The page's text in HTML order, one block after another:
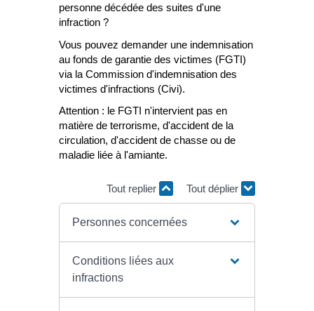
personne décédée des suites d'une
infraction ?
Vous pouvez demander une indemnisation
au fonds de garantie des victimes (FGTI)
via la Commission d'indemnisation des
victimes d'infractions (Civi).
Attention : le FGTI n'intervient pas en
matière de terrorisme, d'accident de la
circulation, d'accident de chasse ou de
maladie liée à l'amiante.
Tout replier Tout déplier
Personnes concernées
Conditions liées aux
infractions